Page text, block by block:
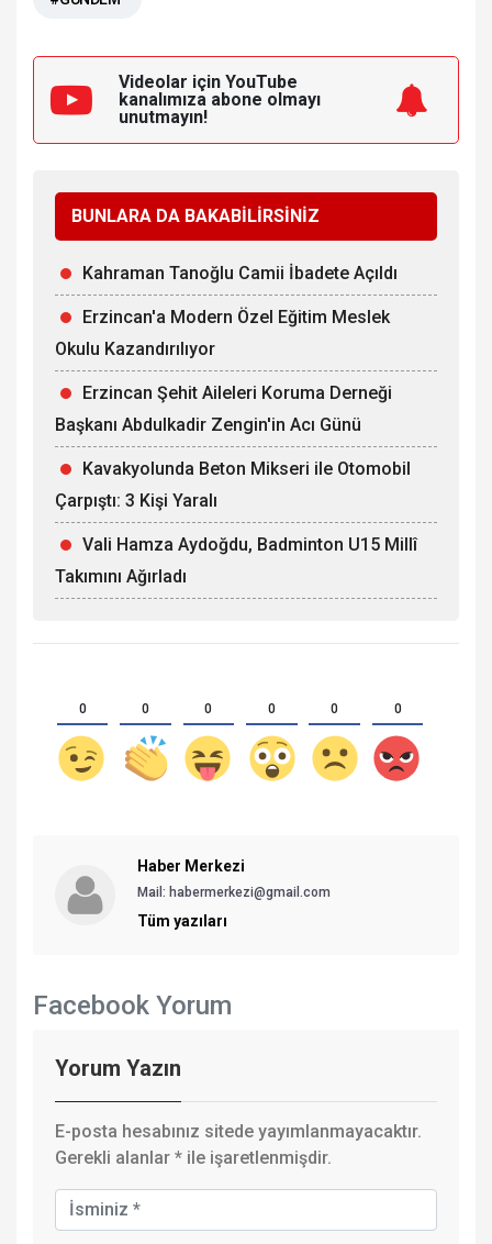
Videolar için YouTube
kanalımıza abone olmayı
unutmayın!
BUNLARA DA BAKABİLİRSİNİZ
Kahraman Tanoğlu Camii İbadete Açıldı
Erzincan'a Modern Özel Eğitim Meslek
Okulu Kazandırılıyor
Erzincan Şehit Aileleri Koruma Derneği
Başkanı Abdulkadir Zengin'in Acı Günü
Kavakyolunda Beton Mikseri ile Otomobil
Çarpıştı: 3 Kişi Yaralı
Vali Hamza Aydoğdu, Badminton U15 Millî
Takımını Ağırladı
0 0 0 0 0 0
Haber Merkezi
Mail: habermerkezi@gmail.com
Tüm yazıları
Facebook Yorum
Yorum Yazın
E-posta hesabınız sitede yayımlanmayacaktır.
Gerekli alanlar * ile işaretlenmişdir.